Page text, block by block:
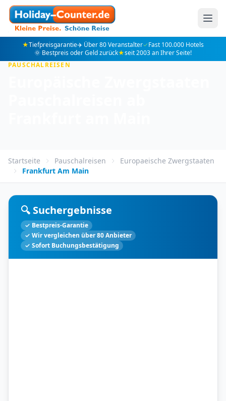
★Tiefpreisgarantie✈️ Über 80 Veranstalter✓Fast 100.000 Hotels
🌞 Bestpreis oder Geld zurück★seit 2003 an Ihrer Seite!
PAUSCHALREISEN
Startseite Pauschalreisen
Europaeische Zwergstaaten
Frankfurt Am Main
🔍 Suchergebnisse
✓ Bestpreis-Garantie
✓ Wir vergleichen über 80 Anbieter
✓ Sofort Buchungsbestätigung